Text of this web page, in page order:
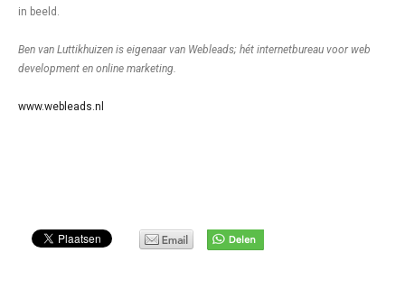
in beeld.
Ben van Luttikhuizen is eigenaar van Webleads; hét internetbureau voor web
development en online marketing.
www.webleads.nl